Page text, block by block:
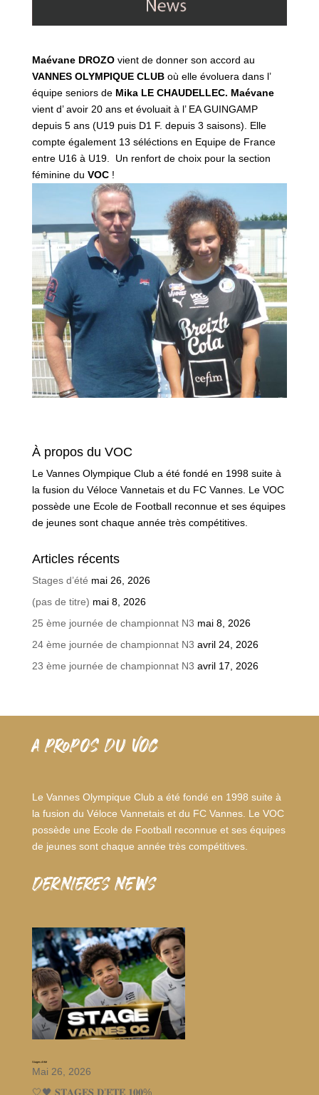
Maévane DROZOvient de donner son accord au
VANNES OLYMPIQUE CLUBoù elle évoluera dans l’
équipe seniors de Mika LE CHAUDELLEC. Maévane
vient d’ avoir 20 ans et évoluait à l’ EA GUINGAMP
depuis 5 ans (U19 puis D1 F. depuis 3 saisons). Elle
compte également 13 séléctions en Equipe de France
entre U16 à U19. Un renfort de choix pour la section
féminine du VOC!
À propos du VOC
Le Vannes Olympique Club a été fondé en 1998 suite à
la fusion du Véloce Vannetais et du FC Vannes. Le VOC
possède une Ecole de Football reconnue et ses équipes
de jeunes sont chaque année très compétitives.
Articles récents
Stages d’été mai 26, 2026
(pas de titre) mai 8, 2026
25 ème journée de championnat N3 mai 8, 2026
24 ème journée de championnat N3 avril 24, 2026
23 ème journée de championnat N3 avril 17, 2026
A PROPOS DU VOC
Le Vannes Olympique Club a été fondé en 1998 suite à
la fusion du Véloce Vannetais et du FC Vannes. Le VOC
possède une Ecole de Football reconnue et ses équipes
de jeunes sont chaque année très compétitives.
dernieres news
Stages d’été
Mai 26, 2026
🤍🖤 𝐒𝐓𝐀𝐆𝐄𝐒 𝐃’𝐄́𝐓𝐄́ 𝟏𝟎𝟎%